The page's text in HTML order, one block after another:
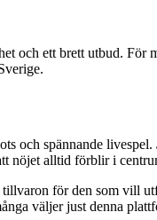
och ett brett utbud. För
och spännande livespel.
nöjet alltid förblir i
för den som vill
väljer just denna